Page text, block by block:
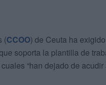
(CCOO) de Ceuta ha
soporta la plantilla de
“han dejado de